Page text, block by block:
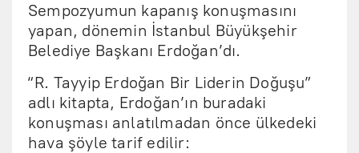
Sempozyumun kapanış konuşmasını
yapan, dönemin İstanbul Büyükşehir
Belediye Başkanı Erdoğan’dı.
“R. Tayyip Erdoğan Bir Liderin Doğuşu”
adlı kitapta, Erdoğan’ın buradaki
konuşması anlatılmadan önce ülkedeki
hava şöyle tarif edilir: